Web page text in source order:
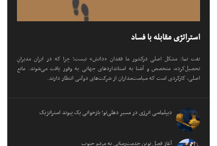
استراتژی مقابله با فساد
نفت نما: مشکل اصلی درکشور ما فقدان «دانش» نیست؛ چرا که در ایران مدیرانِ
تحصیل‌کرده، متخصص و آشنا به استانداردهای جهانی به وفور یافت می‌شوند. مانع
اصلی، کارکردی است که سیاست‌مداران از شرکت‌های دولتی انتظار دارند.
دیپلماسی انرژی در مسیر دهلی‌نو؛ بازخوانی یک پیوند استراتژیک
آغاز فصل نوین خدمت‌رسانی به مردم جنوب